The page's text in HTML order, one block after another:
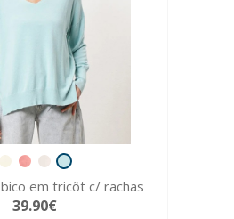
em tricôt c/ rachas
39.90€